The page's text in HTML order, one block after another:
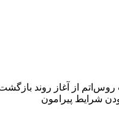
از آغاز روند
شرایط پیرامون